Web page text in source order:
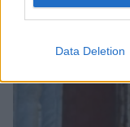
Data Deletion